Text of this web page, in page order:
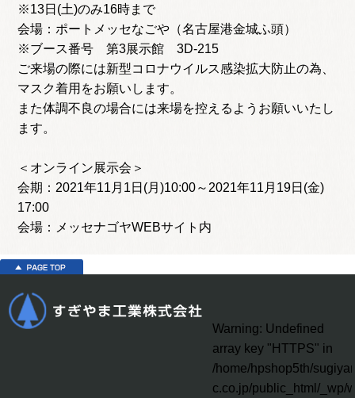
※13日(土)のみ16時まで
会場：ポートメッセなごや（名古屋港金城ふ頭）
※ブース番号 第3展示館 3D-215
ご来場の際には新型コロナウイルス感染拡大防止の為、
マスク着用をお願いします。
また体調不良の場合には来場を控えるようお願いいたし
ます。
＜オンライン展示会＞
会期：2021年11月1日(月)10:00～2021年11月19日(金)
17:00
会場：メッセナゴヤWEBサイト内
Warning: Undefined
array key "HTTPS" in
/home/hpshop5th/
c.co.jp/public_html/_wp/